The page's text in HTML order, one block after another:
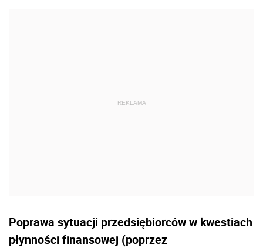
Poprawa sytuacji przedsiębiorców w kwestiach
płynności finansowej (poprzez